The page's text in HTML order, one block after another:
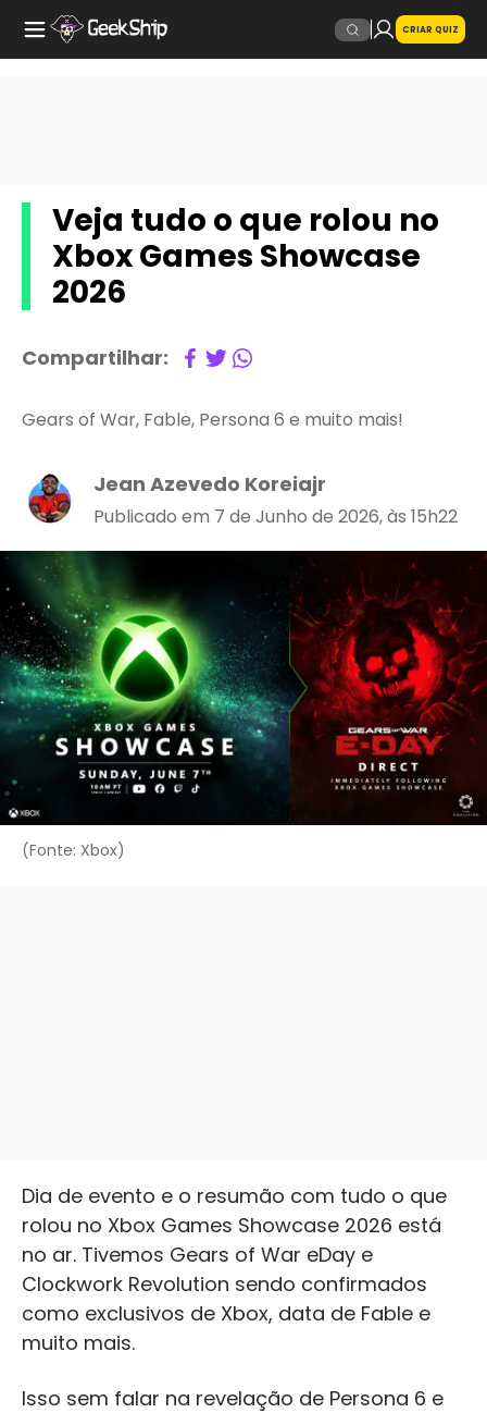
CRIAR QUIZ
Veja tudo o que rolou no
Xbox Games Showcase
2026
Compartilhar:
Gears of War, Fable, Persona 6 e muito mais!
Jean Azevedo Koreiajr
Publicado em 7 de Junho de 2026, às 15h22
(Fonte: Xbox)
Dia de evento e o resumão com tudo o que
rolou no Xbox Games Showcase 2026 está
no ar. Tivemos Gears of War eDay e
Clockwork Revolution sendo confirmados
como exclusivos de Xbox, data de Fable e
muito mais.
Isso sem falar na revelação de Persona 6 e